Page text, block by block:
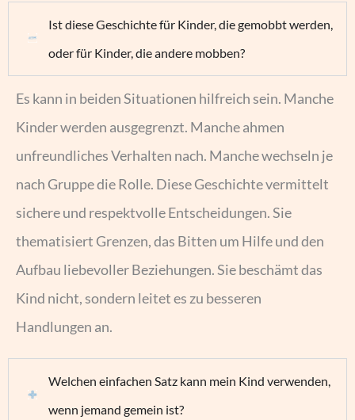
Ist diese Geschichte für Kinder, die gemobbt werden,
oder für Kinder, die andere mobben?
Es kann in beiden Situationen hilfreich sein. Manche
Kinder werden ausgegrenzt. Manche ahmen
unfreundliches Verhalten nach. Manche wechseln je
nach Gruppe die Rolle. Diese Geschichte vermittelt
sichere und respektvolle Entscheidungen. Sie
thematisiert Grenzen, das Bitten um Hilfe und den
Aufbau liebevoller Beziehungen. Sie beschämt das
Kind nicht, sondern leitet es zu besseren
Handlungen an.
Welchen einfachen Satz kann mein Kind verwenden,
wenn jemand gemein ist?